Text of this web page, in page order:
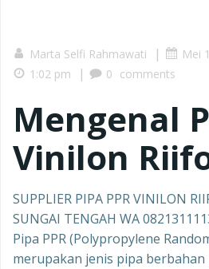
Marta Selfi Rahmawati | Mei
1:02 pm | 0 comments
Mengenal
Vinilon
SUPPLIER PIPA PPR VINILON
SUNGAI TENGAH WA
Pipa PPR (Polypropylene
merupakan jenis pipa